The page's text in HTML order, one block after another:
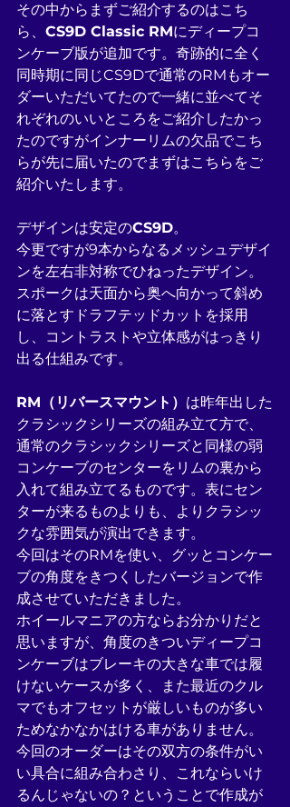
その中からまずご紹介するのはこち
ら、 CS9D Classic RMにディープコ
ンケーブ版が追加です。奇跡的に全く
同時期に同じCS9Dで通常のRMもオー
ダーいただいてたので一緒に並べてそ
れぞれのいいところをご紹介したかっ
たのですがインナーリムの欠品でこち
らが先に届いたのでまずはこちらをご
紹介いたします。
デザインは安定のCS9D。
今更ですが9本からなるメッシュデザイ
ンを左右非対称でひねったデザイン。
スポークは天面から奥へ向かって斜め
に落とすドラフテッドカットを採用
し、コントラストや立体感がはっきり
出る仕組みです。
RM（リバースマウント） は昨年出した
クラシックシリーズの組み立て方で、
通常のクラシックシリーズと同様の弱
コンケーブのセンターをリムの裏から
入れて組み立てるものです。表にセン
ターが来るものよりも、よりクラシッ
クな雰囲気が演出できます。
今回はそのRMを使い、グッとコンケー
ブの角度をきつくしたバージョンで作
成させていただきました。
ホイールマニアの方ならお分かりだと
思いますが、角度のきついディープコ
ンケーブはブレーキの大きな車では履
けないケースが多く、また最近のクル
マでもオフセットが厳しいものが多い
ためなかなかはける車がありません。
今回のオーダーはその双方の条件がい
い具合に組み合わさり、これならいけ
るんじゃないの？ということで作成が